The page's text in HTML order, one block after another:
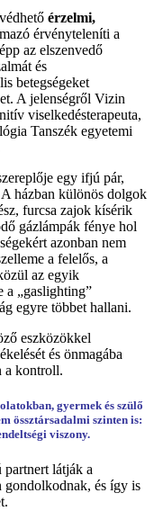
érzelmi,
érvényteleníti a
az elszenvedő
és
betegségeket
A jelenségről Vizin
viselkedésterapeuta,
Tanszék egyetemi
egy ifjú pár,
házban különös dolgok
furcsa zajok kísérik
gázlámpák fénye hol
azonban nem
a felelős, a
az egyik
a „gaslighting”
egyre többet hallani.
eszközökkel
és önmagába
a kontroll.
gyermek és szülő
össztársadalmi szinten is:
viszony.
partnert látják a
gondolkodnak, és így is